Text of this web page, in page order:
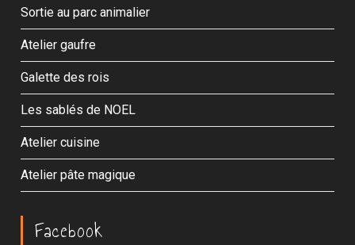
Sortie au parc animalier
Atelier gaufre
Galette des rois
Les sablés de NOEL
Atelier cuisine
Atelier pâte magique
Facebook